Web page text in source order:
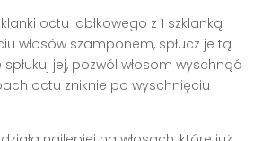
octu jabłkowego z 1 szklanką
włosów szamponem, spłucz je tą
spłukuj jej, pozwól włosom wyschnąć
octu zniknie po wyschnięciu